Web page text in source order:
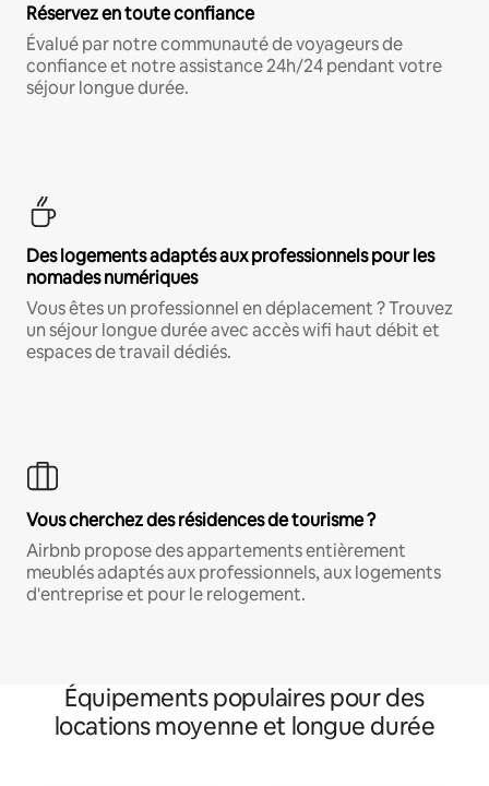
Réservez en toute confiance
Évalué par notre communauté de voyageurs de
confiance et notre assistance 24h/24 pendant votre
séjour longue durée.
Des logements adaptés aux professionnels pour les
nomades numériques
Vous êtes un professionnel en déplacement ? Trouvez
un séjour longue durée avec accès wifi haut débit et
espaces de travail dédiés.
Vous cherchez des résidences de tourisme ?
Airbnb propose des appartements entièrement
meublés adaptés aux professionnels, aux logements
d'entreprise et pour le relogement.
Équipements populaires pour des
locations moyenne et longue durée